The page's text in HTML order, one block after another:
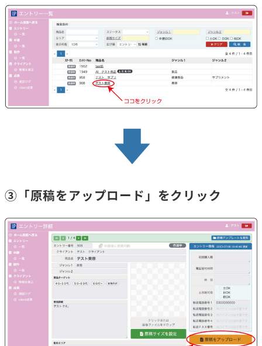
③「原稿をアップロード」をクリック